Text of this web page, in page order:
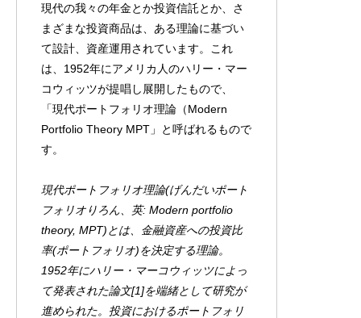
現代の我々の年金とか投資信託とか、さ
まざまな投資商品は、ある理論に基づい
て設計、資産運用されています。これ
は、1952年にアメリカ人のハリー・マー
コウィッツが提唱し展開したもので、
「現代ポートフォリオ理論（Modern
Portfolio Theory MPT」と呼ばれるもので
す。
現代ポートフォリオ理論(げんだいポート
フォリオりろん、英: Modern portfolio
theory, MPT)とは、金融資産への投資比
率(ポートフォリオ)を決定する理論。
1952年にハリー・マーコウィッツによっ
て発表された論文[1]を端緒として研究が
進められた。投資におけるポートフォリ